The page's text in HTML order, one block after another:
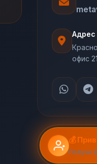
Адрес
офис
💰
Получи